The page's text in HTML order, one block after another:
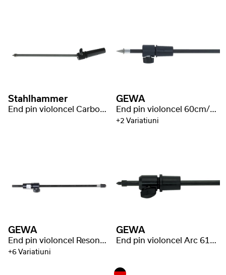
Stahlhammer
End pin violoncel Carbon Fiber Silver
GEWA
End pin violoncel 60cm/Ø10mm Carbon Fibre
+2 Variatiuni
GEWA
End pin violoncel Resonant
+6 Variatiuni
GEWA
End pin violoncel Arc 61cm/Ø10mm Carbon Fibre